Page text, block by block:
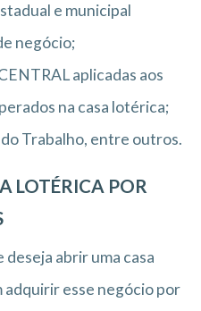
e municipal
negócio;
aplicadas aos
na casa lotérica;
Trabalho, entre outros.
LOTÉRICA POR
abrir uma casa
esse negócio por